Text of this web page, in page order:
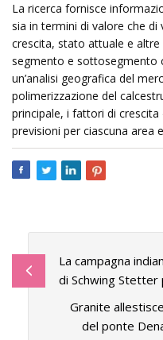
La ricerca fornisce
sia in termini di valore che
crescita, stato attuale e
segmento e sottosegmento
un’analisi geografica del
polimerizzazione del
principale, i fattori di
previsioni per ciascuna area
La campagna
di Schwing
Granite
del ponte